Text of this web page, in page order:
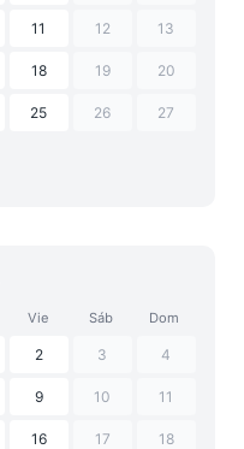
11 12 13
18 19 20
25 26 27
Vie Sáb Dom
2 3 4
9 10 11
16 17 18